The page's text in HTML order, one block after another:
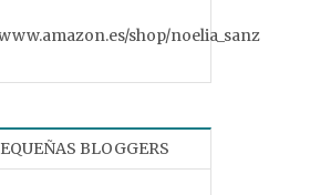
shop/noelia_sanz
BLOGGERS